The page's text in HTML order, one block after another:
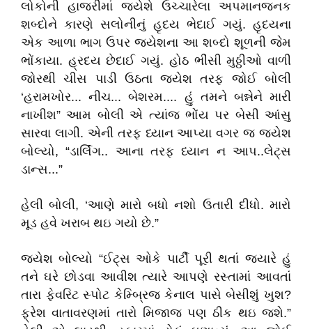
લોકોની હાજરીમાં જયેશે ઉચ્ચારેલા અપમાનજનક
શબ્દોને કારણે સલોનીનું હૃદય ભેદાઈ ગયું. હૃદયના
એક આળા ભાગ ઉપર જયેશના આ શબ્દો શૂળની જેમ
ભોંકાયા. હ્રદય છેદાઈ ગયું. હોઠ ભીંસી મુઠ્ઠીઓ વાળી
જોરથી ચીસ પાડી ઉઠતા જયેશ તરફ જોઈ બોલી
‘હરામખોર... નીચ... બેશરમ.... હું તમને બન્નેને મારી
નાખીશ” આમ બોલી એ ત્યાંજ ભોંય પર બેસી આંસુ
સારવા લાગી. એની તરફ ધ્યાન આપ્યા વગર જ જયેશ
બોલ્યો, “ડાર્લિંગ.. આના તરફ ધ્યાન ન આપ..લેટ્સ
ડાન્સ...”
હેલી બોલી, ‘આણે મારો બધો નશો ઉતારી દીધો. મારો
મૂડ હવે ખરાબ થઇ ગયો છે.”
જયેશ બોલ્યો “ઈટ્સ ઓકે પાર્ટી પૂરી થતાં જયારે હું
તને ઘરે છોડવા આવીશ ત્યારે આપણે રસ્તામાં આવતાં
તારા ફેવરિટ સ્પોટ કેમ્બ્રિજ કેનાલ પાસે બેસીશું ખુશ?
ફ્રેશ વાતાવરણમાં તારો મિજાજ પણ ઠીક થઇ જશે.”